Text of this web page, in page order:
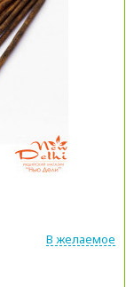
В желаемое